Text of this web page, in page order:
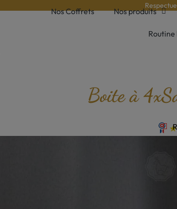
Nos Coffrets Nos produits
Routine
Boite à